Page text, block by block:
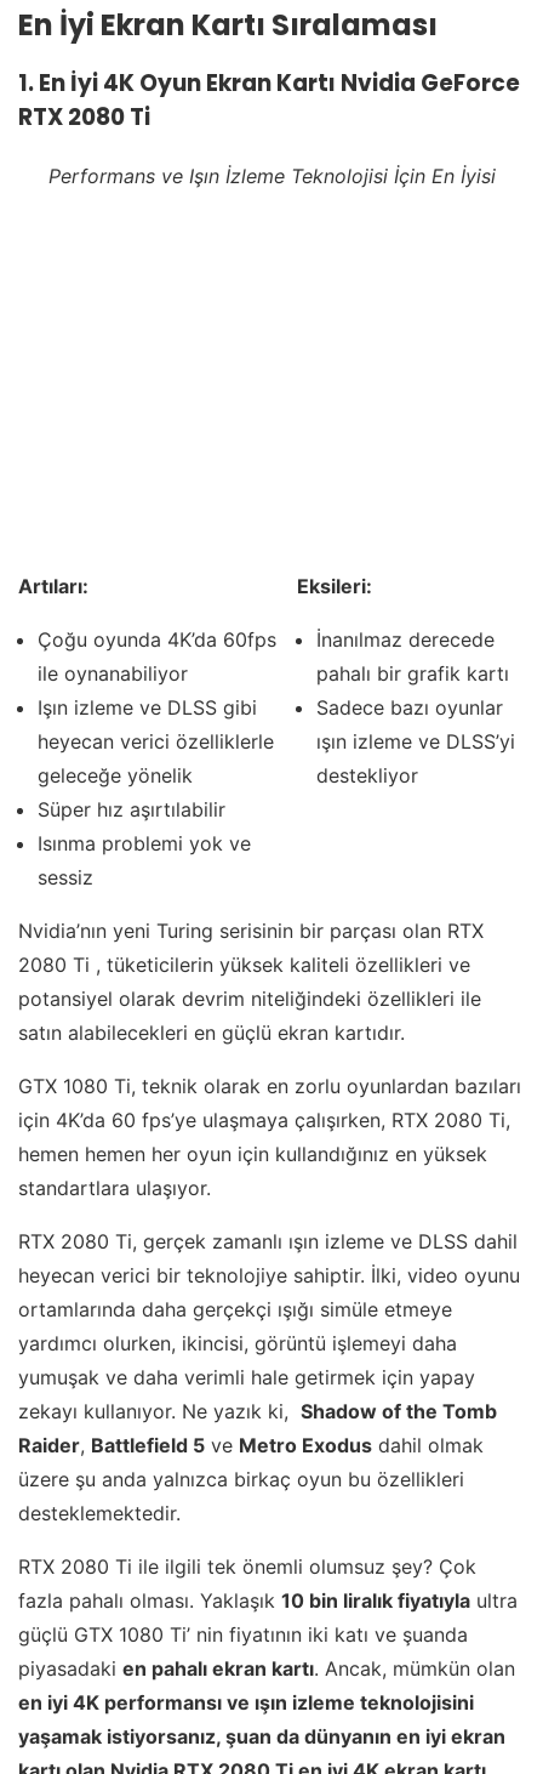
En İyi Ekran Kartı Sıralaması
1. En İyi 4K Oyun Ekran Kartı Nvidia GeForce
RTX 2080 Ti
Performans ve Işın İzleme Teknolojisi İçin En İyisi
Artıları:
Çoğu oyunda 4K’da 60fps
ile oynanabiliyor
Işın izleme ve DLSS gibi
heyecan verici özelliklerle
geleceğe yönelik
Süper hız aşırtılabilir
Isınma problemi yok ve
sessiz
Eksileri:
İnanılmaz derecede
pahalı bir grafik kartı
Sadece bazı oyunlar
ışın izleme ve DLSS’yi
destekliyor
Nvidia’nın yeni Turing serisinin bir parçası olan RTX
2080 Ti , tüketicilerin yüksek kaliteli özellikleri ve
potansiyel olarak devrim niteliğindeki özellikleri ile
satın alabilecekleri en güçlü ekran kartıdır.
GTX 1080 Ti, teknik olarak en zorlu oyunlardan bazıları
için 4K’da 60 fps’ye ulaşmaya çalışırken, RTX 2080 Ti,
hemen hemen her oyun için kullandığınız en yüksek
standartlara ulaşıyor.
RTX 2080 Ti, gerçek zamanlı ışın izleme ve DLSS dahil
heyecan verici bir teknolojiye sahiptir. İlki, video oyunu
ortamlarında daha gerçekçi ışığı simüle etmeye
yardımcı olurken, ikincisi, görüntü işlemeyi daha
yumuşak ve daha verimli hale getirmek için yapay
zekayı kullanıyor. Ne yazık ki, Shadow of the Tomb
Raider, Battlefield 5 ve Metro Exodus dahil olmak
üzere şu anda yalnızca birkaç oyun bu özellikleri
desteklemektedir.
RTX 2080 Ti ile ilgili tek önemli olumsuz şey? Çok
fazla pahalı olması. Yaklaşık 10 bin liralık fiyatıyla ultra
güçlü GTX 1080 Ti’ nin fiyatının iki katı ve şuanda
piyasadaki en pahalı ekran kartı. Ancak, mümkün olan
en iyi 4K performansı ve ışın izleme teknolojisini
yaşamak istiyorsanız, şuan da dünyanın en iyi ekran